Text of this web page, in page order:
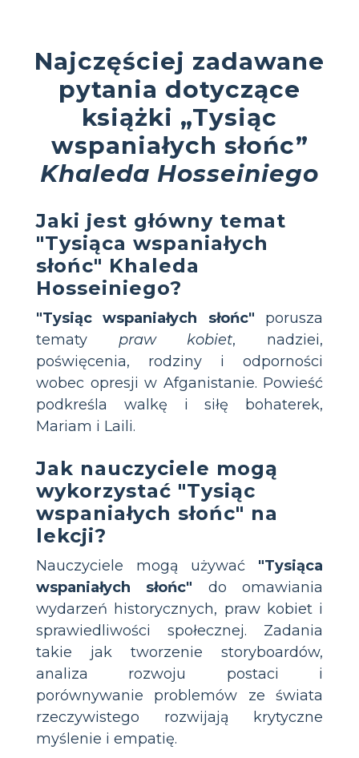
Najczęściej zadawane
pytania dotyczące
książki „Tysiąc
wspaniałych słońc”
Khaleda Hosseiniego
Jaki jest główny temat
"Tysiąca wspaniałych
słońc" Khaleda
Hosseiniego?
"Tysiąc wspaniałych słońc" porusza
tematy praw kobiet, nadziei,
poświęcenia, rodziny i odporności
wobec opresji w Afganistanie. Powieść
podkreśla walkę i siłę bohaterek,
Mariam i Laili.
Jak nauczyciele mogą
wykorzystać "Tysiąc
wspaniałych słońc" na
lekcji?
Nauczyciele mogą używać "Tysiąca
wspaniałych słońc" do omawiania
wydarzeń historycznych, praw kobiet i
sprawiedliwości społecznej. Zadania
takie jak tworzenie storyboardów,
analiza rozwoju postaci i
porównywanie problemów ze świata
rzeczywistego rozwijają krytyczne
myślenie i empatię.